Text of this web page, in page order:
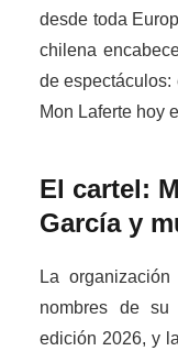
desde toda
chilena
de espectáculos:
Mon Laferte hoy
El cartel:
García y
La
nombres de su
edición 2026, y